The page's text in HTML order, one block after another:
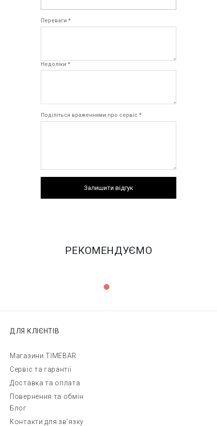
Переваги *
Недоліки *
Поділіться враженнями про сервіс *
Залишити відгук
РЕКОМЕНДУЄМО
ДЛЯ КЛІЄНТІВ
Магазини TIMEBAR
Сервіс та гарантії
Доставка та оплата
Повернення та обмін
Блог
Контакти для зв'язку